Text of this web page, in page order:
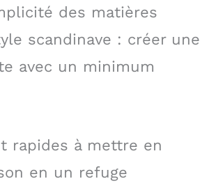
des matières
scandinave : créer une
avec un minimum
rapides à mettre en
en un refuge